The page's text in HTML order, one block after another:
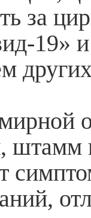
за
19» и
штамм